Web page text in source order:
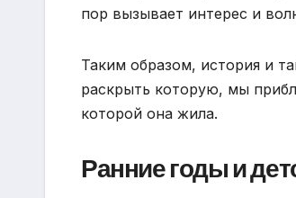
пор вызывает интерес и
Таким образом, история и
раскрыть которую, мы
которой она жила.
Ранние годы и